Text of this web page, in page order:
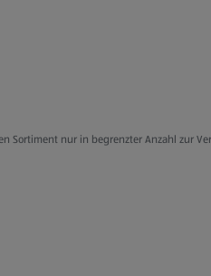
Sortiment nur in begrenzter Anzahl zur